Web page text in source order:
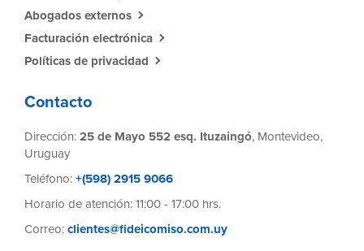
Abogados externos
Facturación electrónica
Políticas de privacidad
Contacto
Dirección: 25 de Mayo 552 esq. Ituzaingó, Montevideo,
Uruguay
Teléfono: +(598) 2915 9066
Horario de atención: 11:00 - 17:00 hrs.
Correo: clientes@fideicomiso.com.uy